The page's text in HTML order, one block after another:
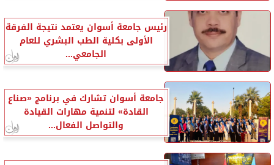
رئيس جامعة أسوان يعتمد نتيجة الفرقة
الأولى بكلية الطب البشري للعام
الجامعي...
جامعة أسوان تشارك في برنامج «صناع
القادة» لتنمية مهارات القيادة
والتواصل الفعال...